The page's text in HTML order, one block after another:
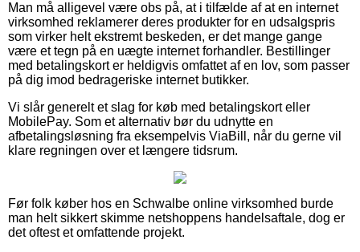
Man må alligevel være obs på, at i tilfælde af at en internet
virksomhed reklamerer deres produkter for en udsalgspris
som virker helt ekstremt beskeden, er det mange gange
være et tegn på en uægte internet forhandler. Bestillinger
med betalingskort er heldigvis omfattet af en lov, som passer
på dig imod bedrageriske internet butikker.
Vi slår generelt et slag for køb med betalingskort eller
MobilePay. Som et alternativ bør du udnytte en
afbetalingsløsning fra eksempelvis ViaBill, når du gerne vil
klare regningen over et længere tidsrum.
Før folk køber hos en Schwalbe online virksomhed burde
man helt sikkert skimme netshoppens handelsaftale, dog er
det oftest et omfattende projekt.